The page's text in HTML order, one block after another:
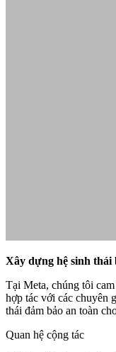
Xây dựng hệ sinh thái
Tại Meta, chúng tôi
hợp tác với các chuyên
thái đảm bảo an toàn
Quan hệ cộng tác